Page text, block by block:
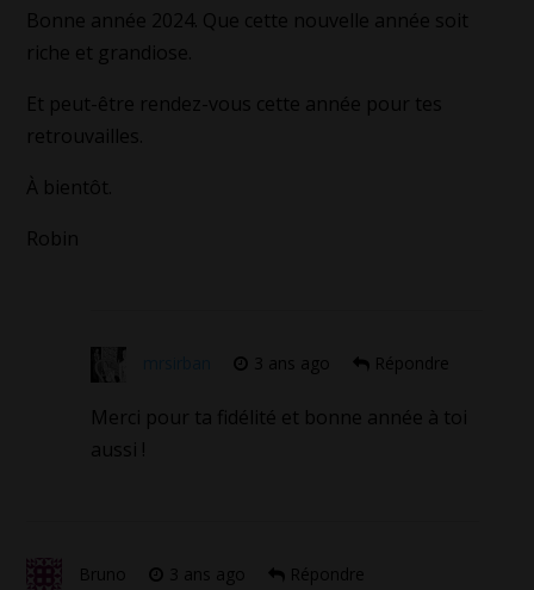
Bonne année 2024. Que cette nouvelle année soit
riche et grandiose.
Et peut-être rendez-vous cette année pour tes
retrouvailles.
À bientôt.
Robin
3 ans ago Répondre
Merci pour ta fidélité et bonne année à toi
aussi !
Bruno 3 ans ago Répondre